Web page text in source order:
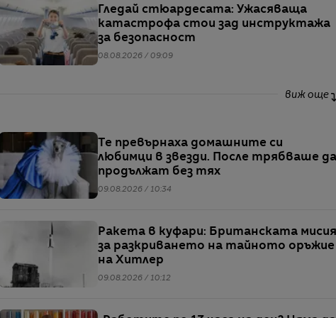
Гледай стюардесата: Ужасяваща
катастрофа стои зад инструктажа
за безопасност
08.08.2026 / 09:09
виж още
Те превърнаха домашните си
любимци в звезди. После трябваше да
продължат без тях
09.08.2026 / 10:34
Ракета в куфари: Британската мисия
за разкриването на тайното оръжие
на Хитлер
09.08.2026 / 10:12